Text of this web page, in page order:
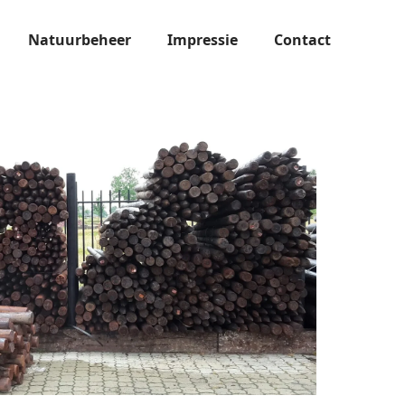
Natuurbeheer Impressie Contact